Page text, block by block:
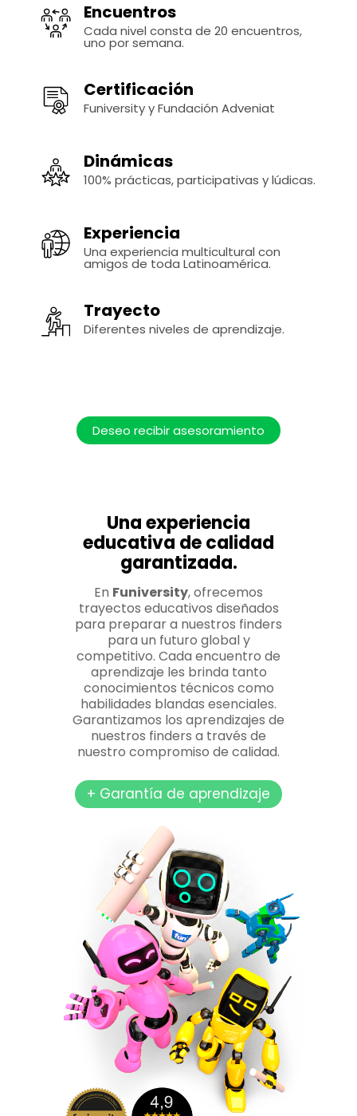
Encuentros
Cada nivel consta de 20 encuentros,
uno por semana.
Certificación
Funiversity y Fundación Adveniat
Dinámicas
100% prácticas, participativas y lúdicas.
Experiencia
Una experiencia multicultural con
amigos de toda Latinoamérica.
Trayecto
Diferentes niveles de aprendizaje.
Deseo recibir asesoramiento
Una experiencia
educativa de calidad
garantizada.
En Funiversity, ofrecemos
trayectos educativos diseñados
para preparar a nuestros finders
para un futuro global y
competitivo. Cada encuentro de
aprendizaje les brinda tanto
conocimientos técnicos como
habilidades blandas esenciales.
Garantizamos los aprendizajes de
nuestros finders a través de
nuestro compromiso de calidad.
+ Garantía de aprendizaje